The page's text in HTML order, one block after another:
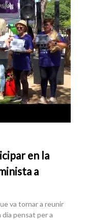
en la
a
va tornar a reunir
pensat per a